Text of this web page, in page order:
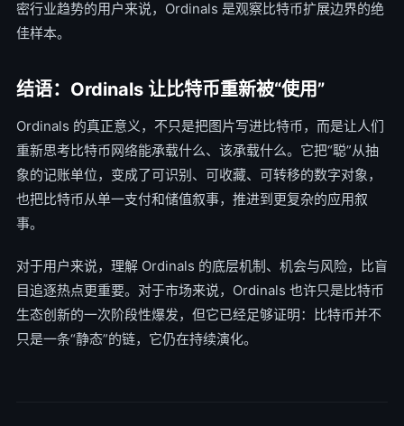
密行业趋势的用户来说，Ordinals 是观察比特币扩展边界的绝
佳样本。
结语：Ordinals 让比特币重新被“使用”
Ordinals 的真正意义，不只是把图片写进比特币，而是让人们
重新思考比特币网络能承载什么、该承载什么。它把“聪”从抽
象的记账单位，变成了可识别、可收藏、可转移的数字对象，
也把比特币从单一支付和储值叙事，推进到更复杂的应用叙
事。
对于用户来说，理解 Ordinals 的底层机制、机会与风险，比盲
目追逐热点更重要。对于市场来说，Ordinals 也许只是比特币
生态创新的一次阶段性爆发，但它已经足够证明：比特币并不
只是一条“静态”的链，它仍在持续演化。